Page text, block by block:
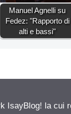
Manuel Agnelli su
Fedez: "Rapporto di
alti e bassi"
IsayBlog! la cui